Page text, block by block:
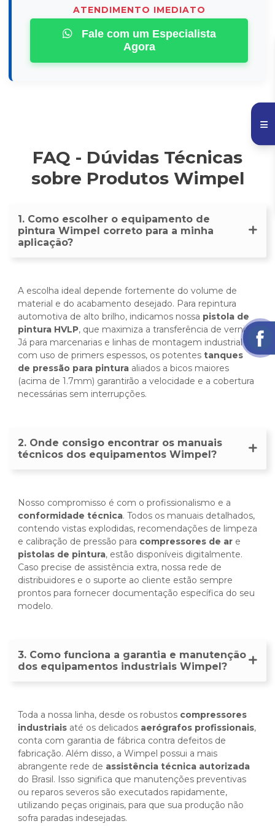
ATENDIMENTO IMEDIATO
Fale com um Especialista
Agora
FAQ - Dúvidas Técnicas
sobre Produtos Wimpel
1. Como escolher o equipamento de
pintura Wimpel correto para a minha
aplicação?
A escolha ideal depende fortemente do volume de
material e do acabamento desejado. Para repintura
automotiva de alto brilho, indicamos nossa pistola de
pintura HVLP, que maximiza a transferência de verniz.
Já para marcenarias e linhas de montagem industrial
com uso de primers espessos, os potentes tanques
de pressão para pintura aliados a bicos maiores
(acima de 1.7mm) garantirão a velocidade e a cobertura
necessárias sem interrupções.
2. Onde consigo encontrar os manuais
técnicos dos equipamentos Wimpel?
Nosso compromisso é com o profissionalismo e a
conformidade técnica. Todos os manuais detalhados,
contendo vistas explodidas, recomendações de limpeza
e calibração de pressão para compressores de ar e
pistolas de pintura, estão disponíveis digitalmente.
Caso precise de assistência extra, nossa rede de
distribuidores e o suporte ao cliente estão sempre
prontos para fornecer documentação específica do seu
modelo.
3. Como funciona a garantia e manutenção
dos equipamentos industriais Wimpel?
Toda a nossa linha, desde os robustos compressores
industriais até os delicados aerógrafos profissionais,
conta com garantia de fábrica contra defeitos de
fabricação. Além disso, a Wimpel possui a mais
abrangente rede de assistência técnica autorizada
do Brasil. Isso significa que manutenções preventivas
ou reparos severos são executados rapidamente,
utilizando peças originais, para que sua produção não
sofra paradas indesejadas.